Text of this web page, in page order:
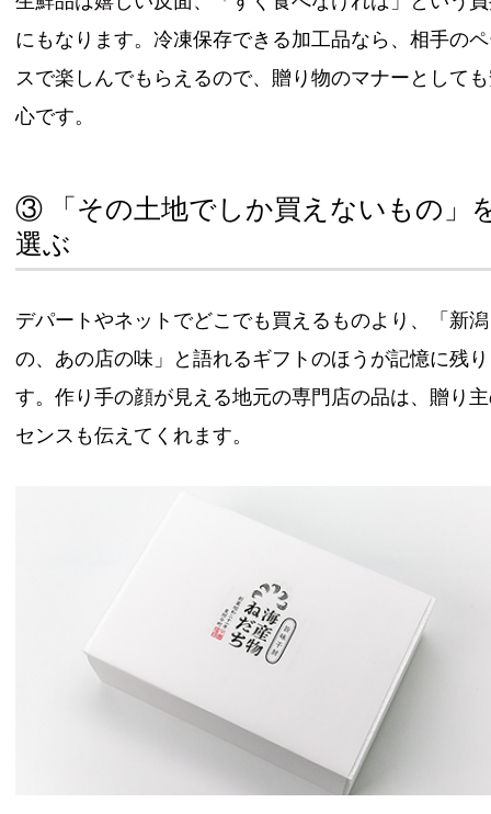
にもなります。冷凍保存できる加工品なら、相手の
スで楽しんでもらえるので、贈り物のマナーとして
心です。
③ 「その土地でしか買えないもの」
選ぶ
デパートやネットでどこでも買えるものより、「新潟
の、あの店の味」と語れるギフトのほうが記憶に残
す。作り手の顔が見える地元の専門店の品は、贈り
センスも伝えてくれます。